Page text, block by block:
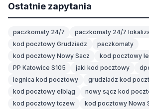
Ostatnie zapytania
paczkomaty 24/7
paczkomaty 24/7
kod pocztowy Grudziadz
paczkomaty
kod pocztowy Nowy Sacz
kod pocztowy
PP Katowice S105
jaki kod pocztowy
legnica kod pocztowy
grudziadz kod
kod pocztowy elbląg
nowy sącz kod
kod pocztowy tczew
kod pocztowy Nowa